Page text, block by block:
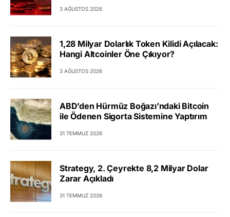
3 AĞUSTOS 2026
1,28 Milyar Dolarlık Token Kilidi Açılacak:
Hangi Altcoinler Öne Çıkıyor?
3 AĞUSTOS 2026
ABD’den Hürmüz Boğazı’ndaki Bitcoin
ile Ödenen Sigorta Sistemine Yaptırım
31 TEMMUZ 2026
Strategy, 2. Çeyrekte 8,2 Milyar Dolar
Zarar Açıkladı
31 TEMMUZ 2026